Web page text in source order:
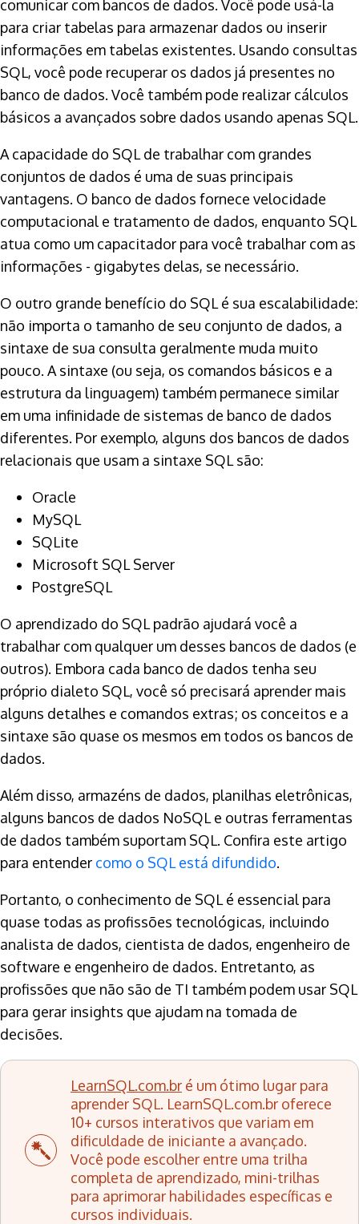
comunicar com bancos de dados. Você pode usá-la
para criar tabelas para armazenar dados ou inserir
informações em tabelas existentes. Usando consultas
SQL, você pode recuperar os dados já presentes no
banco de dados. Você também pode realizar cálculos
básicos a avançados sobre dados usando apenas SQL.
A capacidade do SQL de trabalhar com grandes
conjuntos de dados é uma de suas principais
vantagens. O banco de dados fornece velocidade
computacional e tratamento de dados, enquanto SQL
atua como um capacitador para você trabalhar com as
informações - gigabytes delas, se necessário.
O outro grande benefício do SQL é sua escalabilidade:
não importa o tamanho de seu conjunto de dados, a
sintaxe de sua consulta geralmente muda muito
pouco. A sintaxe (ou seja, os comandos básicos e a
estrutura da linguagem) também permanece similar
em uma infinidade de sistemas de banco de dados
diferentes. Por exemplo, alguns dos bancos de dados
relacionais que usam a sintaxe SQL são:
Oracle
MySQL
SQLite
Microsoft SQL Server
PostgreSQL
O aprendizado do SQL padrão ajudará você a
trabalhar com qualquer um desses bancos de dados (e
outros). Embora cada banco de dados tenha seu
próprio dialeto SQL, você só precisará aprender mais
alguns detalhes e comandos extras; os conceitos e a
sintaxe são quase os mesmos em todos os bancos de
dados.
Além disso, armazéns de dados, planilhas eletrônicas,
alguns bancos de dados NoSQL e outras ferramentas
de dados também suportam SQL. Confira este artigo
para entender como o SQL está difundido.
Portanto, o conhecimento de SQL é essencial para
quase todas as profissões tecnológicas, incluindo
analista de dados, cientista de dados, engenheiro de
software e engenheiro de dados. Entretanto, as
profissões que não são de TI também podem usar SQL
para gerar insights que ajudam na tomada de
decisões.
LearnSQL.com.br é um ótimo lugar para
aprender SQL. LearnSQL.com.br oferece
10+ cursos interativos que variam em
dificuldade de iniciante a avançado.
Você pode escolher entre uma trilha
completa de aprendizado, mini-trilhas
para aprimorar habilidades específicas e
cursos individuais.